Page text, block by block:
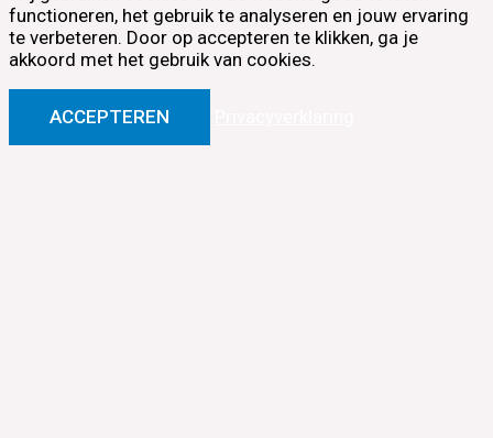
functioneren, het gebruik te analyseren en jouw ervaring
te verbeteren. Door op accepteren te klikken, ga je
akkoord met het gebruik van cookies.
ACCEPTEREN